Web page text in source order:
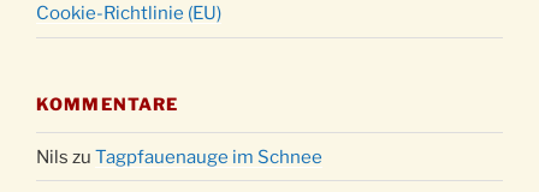
Cookie-Richtlinie (EU)
KOMMENTARE
Nils zu Tagpfauenauge im Schnee